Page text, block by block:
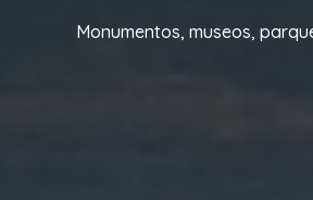
Monumentos, museos,